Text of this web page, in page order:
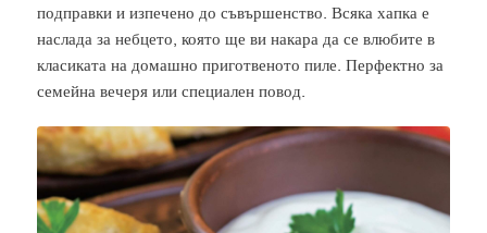
подправки и изпечено до съвършенство. Всяка хапка е
наслада за небцето, която ще ви накара да се влюбите в
класиката на домашно приготвеното пиле. Перфектно за
семейна вечеря или специален повод.